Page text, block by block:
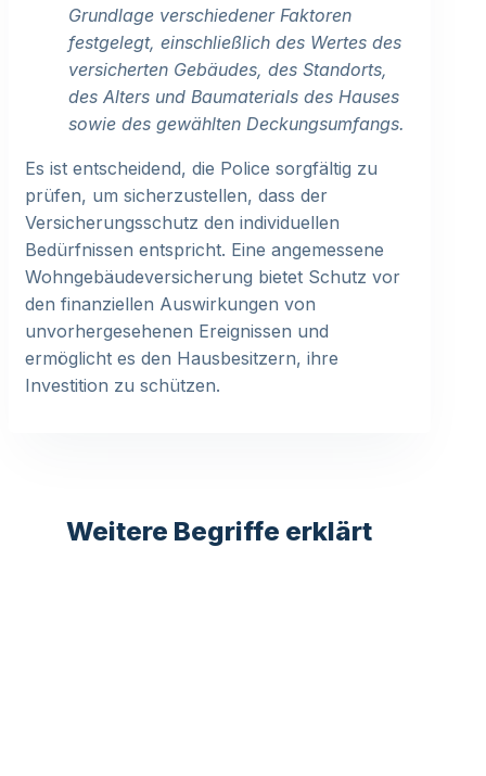
Grundlage verschiedener Faktoren
festgelegt, einschließlich des Wertes des
versicherten Gebäudes, des Standorts,
des Alters und Baumaterials des Hauses
sowie des gewählten Deckungsumfangs.
Es ist entscheidend, die Police sorgfältig zu
prüfen, um sicherzustellen, dass der
Versicherungsschutz den individuellen
Bedürfnissen entspricht. Eine angemessene
Wohngebäudeversicherung bietet Schutz vor
den finanziellen Auswirkungen von
unvorhergesehenen Ereignissen und
ermöglicht es den Hausbesitzern, ihre
Investition zu schützen.
Weitere Begriffe erklärt